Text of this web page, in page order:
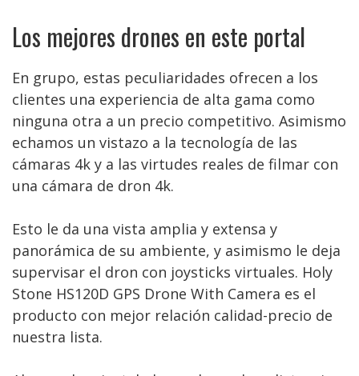
Los mejores drones en este portal
En grupo, estas peculiaridades ofrecen a los
clientes una experiencia de alta gama como
ninguna otra a un precio competitivo. Asimismo
echamos un vistazo a la tecnología de las
cámaras 4k y a las virtudes reales de filmar con
una cámara de dron 4k.
Esto le da una vista amplia y extensa y
panorámica de su ambiente, y asimismo le deja
supervisar el dron con joysticks virtuales. Holy
Stone HS120D GPS Drone With Camera es el
producto con mejor relación calidad-precio de
nuestra lista.